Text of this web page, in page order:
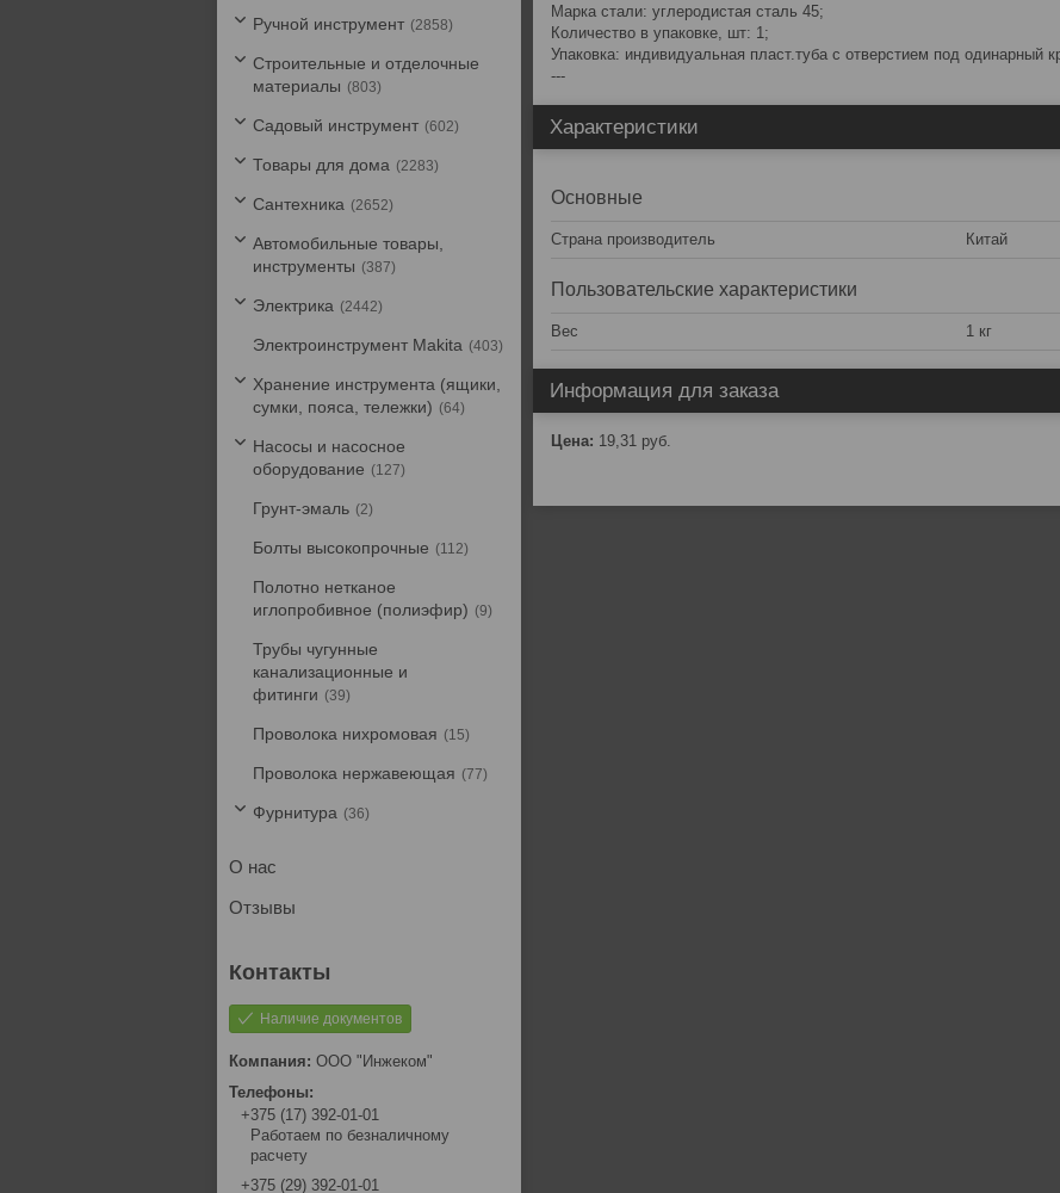
Марка стали: углеродистая сталь 45;
Количество в упаковке, шт: 1;
Упаковка: индивидуальная пласт.туба с отверстием под одинарный
---
Характеристики
Основные
Страна производитель Китай
Пользовательские характеристики
Вес 1 кг
Информация для заказа
Цена: 19,31 руб.
Ручной инструмент 2858
Строительные и отделочные
материалы
803
Садовый инструмент 602
Товары для дома 2283
Сантехника 2652
Автомобильные товары,
инструменты
387
Электрика 2442
Электроинструмент Makita 403
Хранение инструмента (ящики,
сумки, пояса, тележки)
64
Насосы и насосное
оборудование
127
Грунт-эмаль 2
Болты высокопрочные 112
Полотно нетканое
иглопробивное (полиэфир)
9
Трубы чугунные
канализационные и
фитинги
39
Проволока нихромовая 15
Проволока нержавеющая 77
Фурнитура 36
О нас
Отзывы
Наличие документов
ООО "Инжеком"
+375 (17) 392-01-01
Работаем по безналичному
расчету
+375 (29) 392-01-01